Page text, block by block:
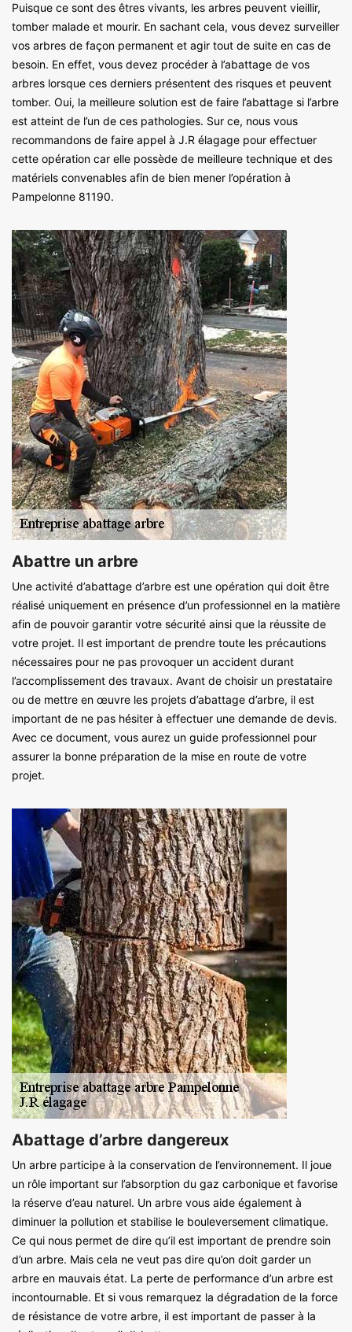
Puisque ce sont des êtres vivants, les arbres peuvent vieillir,
tomber malade et mourir. En sachant cela, vous devez surveiller
vos arbres de façon permanent et agir tout de suite en cas de
besoin. En effet, vous devez procéder à l’abattage de vos
arbres lorsque ces derniers présentent des risques et peuvent
tomber. Oui, la meilleure solution est de faire l’abattage si l’arbre
est atteint de l’un de ces pathologies. Sur ce, nous vous
recommandons de faire appel à J.R élagage pour effectuer
cette opération car elle possède de meilleure technique et des
matériels convenables afin de bien mener l’opération à
Pampelonne 81190.
Abattre un arbre
Une activité d’abattage d’arbre est une opération qui doit être
réalisé uniquement en présence d’un professionnel en la matière
afin de pouvoir garantir votre sécurité ainsi que la réussite de
votre projet. Il est important de prendre toute les précautions
nécessaires pour ne pas provoquer un accident durant
l’accomplissement des travaux. Avant de choisir un prestataire
ou de mettre en œuvre les projets d’abattage d’arbre, il est
important de ne pas hésiter à effectuer une demande de devis.
Avec ce document, vous aurez un guide professionnel pour
assurer la bonne préparation de la mise en route de votre
projet.
Abattage d’arbre dangereux
Un arbre participe à la conservation de l’environnement. Il joue
un rôle important sur l’absorption du gaz carbonique et favorise
la réserve d’eau naturel. Un arbre vous aide également à
diminuer la pollution et stabilise le bouleversement climatique.
Ce qui nous permet de dire qu’il est important de prendre soin
d’un arbre. Mais cela ne veut pas dire qu’on doit garder un
arbre en mauvais état. La perte de performance d’un arbre est
incontournable. Et si vous remarquez la dégradation de la force
de résistance de votre arbre, il est important de passer à la